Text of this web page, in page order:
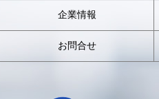
企業情報
お問合せ